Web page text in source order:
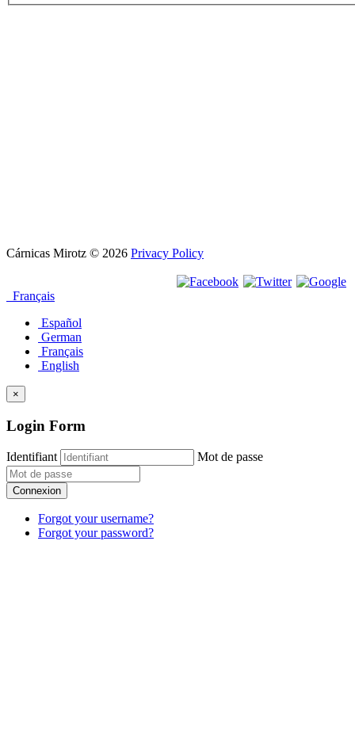
Cárnicas Mirotz © 2026 Privacy Policy
Français
Español
German
Français
English
×
Login Form
Identifiant Mot de passe
Connexion
Forgot your username?
Forgot your password?